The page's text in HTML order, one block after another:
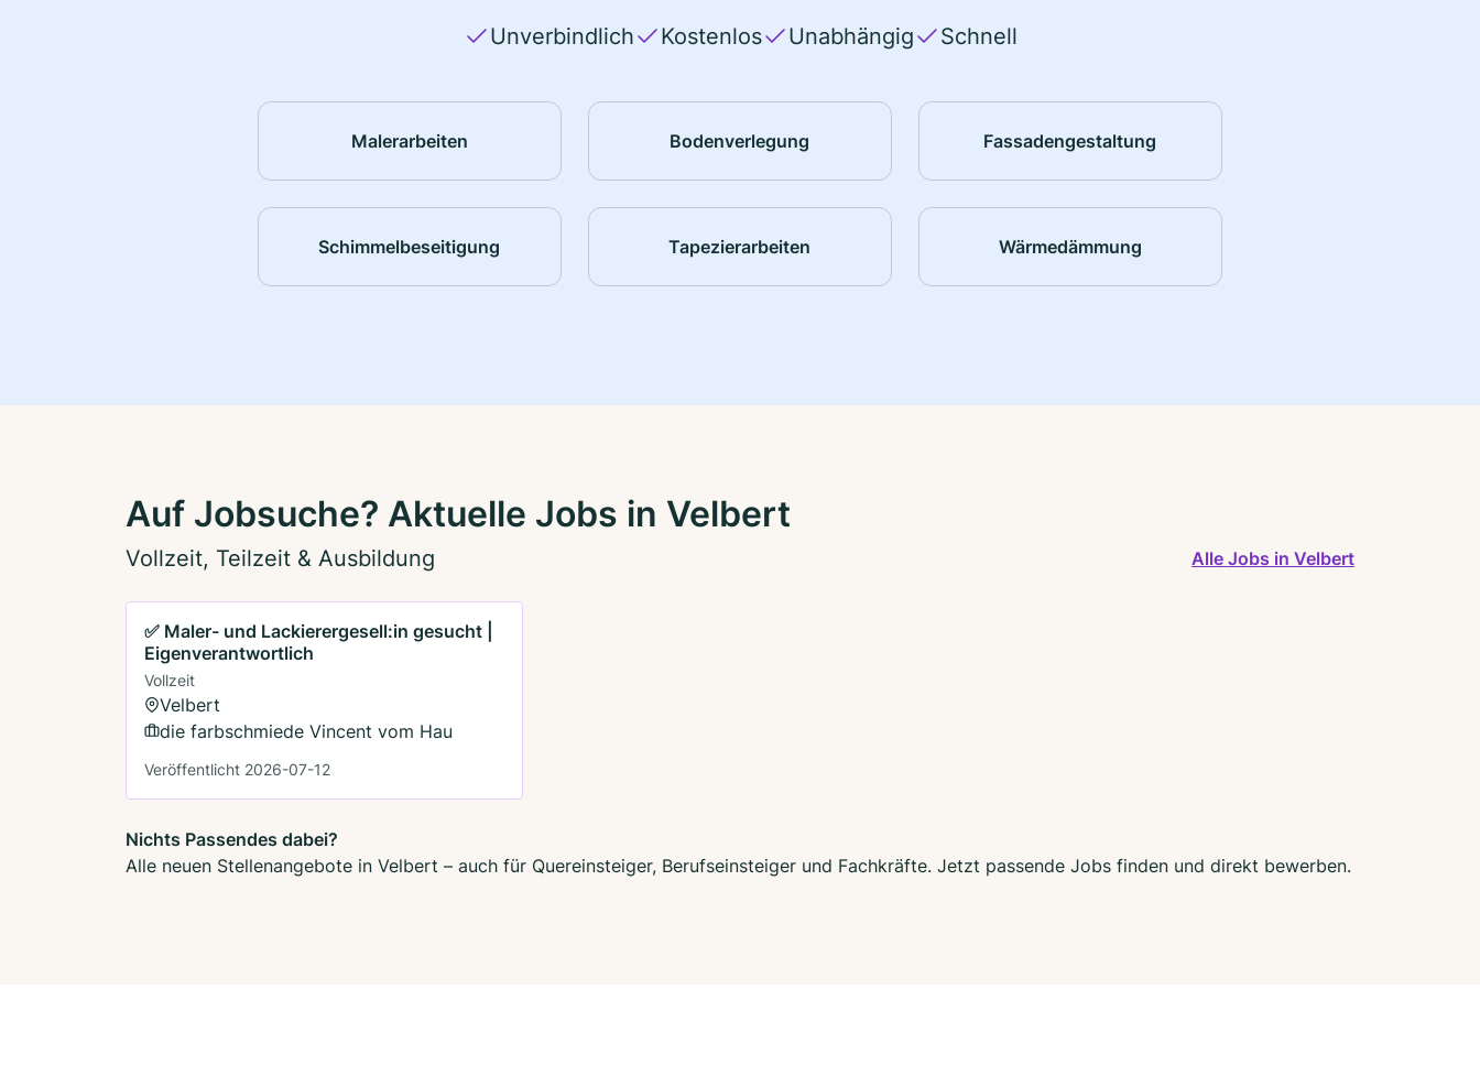
Unverbindlich Kostenlos Unabhängig Schnell
Malerarbeiten Bodenverlegung Fassadengestaltung
Schimmelbeseitigung Tapezierarbeiten Wärmedämmung
Auf Jobsuche? Aktuelle Jobs in Velbert
Vollzeit, Teilzeit & Ausbildung Alle Jobs in Velbert
✅ Maler- und Lackierergesell:in gesucht |
Eigenverantwortlich
Vollzeit
Velbert
die farbschmiede Vincent vom Hau
Veröffentlicht 2026-07-12
Nichts Passendes dabei?
Alle neuen Stellenangebote in Velbert – auch für Quereinsteiger, Berufseinsteiger und Fachkräfte. Jetzt passende Jobs finden und direkt bewerben.